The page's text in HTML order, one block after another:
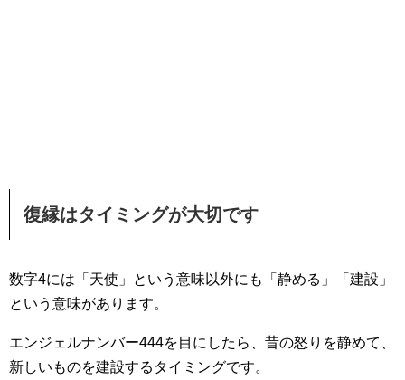
復縁はタイミングが大切です
数字4には「天使」という意味以外にも「静める」「建設」
という意味があります。
エンジェルナンバー444を目にしたら、昔の怒りを静めて、
新しいものを建設するタイミングです。